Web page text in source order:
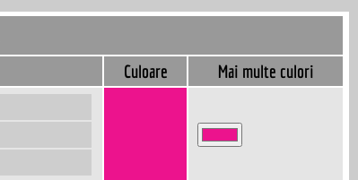
Culoare Mai multe culori